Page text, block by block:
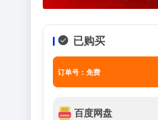
已购买
订单号：免费
百度网盘